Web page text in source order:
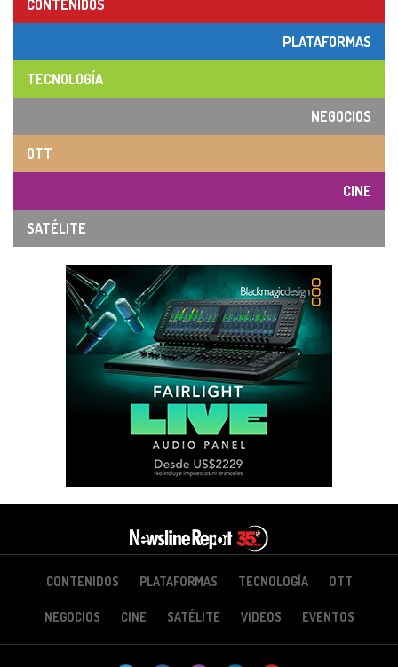
CONTENIDOS
PLATAFORMAS
TECNOLOGÍA
NEGOCIOS
OTT
CINE
SATÉLITE
CONTENIDOS PLATAFORMAS TECNOLOGÍA OTT
NEGOCIOS CINE SATÉLITE VIDEOS EVENTOS